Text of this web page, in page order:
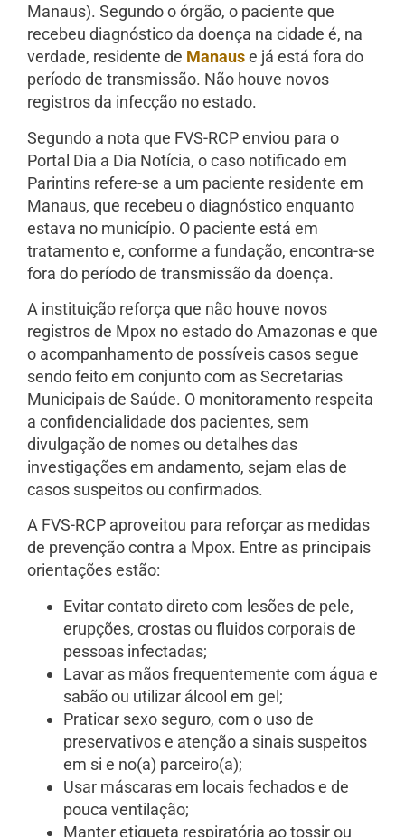
Manaus). Segundo o órgão, o paciente que
recebeu diagnóstico da doença na cidade é, na
verdade, residente de Manause já está fora do
período de transmissão. Não houve novos
registros da infecção no estado.
Segundo a nota que FVS-RCP enviou para o
Portal Dia a Dia Notícia, o caso notificado em
Parintins refere-se a um paciente residente em
Manaus, que recebeu o diagnóstico enquanto
estava no município. O paciente está em
tratamento e, conforme a fundação, encontra-se
fora do período de transmissão da doença.
A instituição reforça que não houve novos
registros de Mpox no estado do Amazonas e que
o acompanhamento de possíveis casos segue
sendo feito em conjunto com as Secretarias
Municipais de Saúde. O monitoramento respeita
a confidencialidade dos pacientes, sem
divulgação de nomes ou detalhes das
investigações em andamento, sejam elas de
casos suspeitos ou confirmados.
A FVS-RCP aproveitou para reforçar as medidas
de prevenção contra a Mpox. Entre as principais
orientações estão:
Evitar contato direto com lesões de pele,
erupções, crostas ou fluidos corporais de
pessoas infectadas;
Lavar as mãos frequentemente com água e
sabão ou utilizar álcool em gel;
Praticar sexo seguro, com o uso de
preservativos e atenção a sinais suspeitos
em si e no(a) parceiro(a);
Usar máscaras em locais fechados e de
pouca ventilação;
Manter etiqueta respiratória ao tossir ou